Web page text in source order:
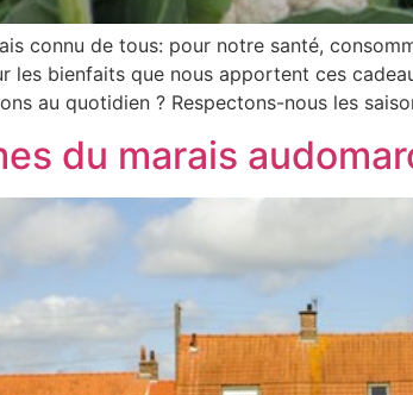
connu de tous: pour notre santé,
les bienfaits que nous apportent ces
au quotidien ? Respectons-nous les
du marais